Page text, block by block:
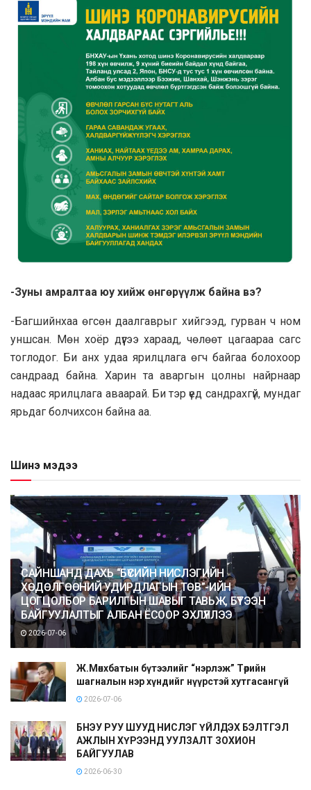
-Зуны амралтаа юу хийж өнгөрүүлж байна вэ?
-Багшийнхаа өгсөн даалгаврыг хийгээд, гурван ч ном
уншсан. Мөн хоёр дүүгээ хараад, чөлөөт цагаараа сагс
тоглодог. Би анх удаа ярилцлага өгч байгаа болохоор
сандраад байна. Харин та аваргын цолны найрнаар
надаас ярилцлага аваарай. Би тэр үед сандрахгүй, мундаг
ярьдаг болчихсон байна аа.
Шинэ мэдээ
САЙНШАНД ДАХЬ “БҮСИЙН НИСЛЭГИЙН
ХӨДӨЛГӨӨНИЙ УДИРДЛАГЫН ТӨВ”-ИЙН
ЦОГЦОЛБОР БАРИЛГЫН ШАВЫГ ТАВЬЖ, БҮТЭЭН
БАЙГУУЛАЛТЫГ АЛБАН ЁСООР ЭХЛҮҮЛЛЭЭ
2026-07-06
Ж.Мөнхбатын бүтээлийг “нэрлэж” Төрийн
шагналын нэр хүндийг нүүрстэй хутгасангүй
2026-07-06
БНЭУ РУУ ШУУД НИСЛЭГ ҮЙЛДЭХ БЭЛТГЭЛ
АЖЛЫН ХҮРЭЭНД УУЛЗАЛТ ЗОХИОН
БАЙГУУЛАВ
2026-06-30